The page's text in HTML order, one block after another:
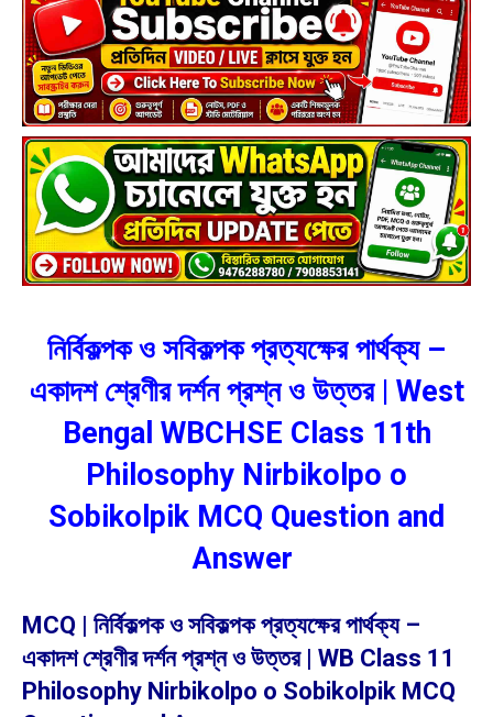
নির্বিকল্পক ও সবিকল্পক প্রত্যক্ষের পার্থক্য –
একাদশ শ্রেণীর দর্শন প্রশ্ন ও উত্তর | West
Bengal WBCHSE Class 11th
Philosophy Nirbikolpo o
Sobikolpik MCQ Question and
Answer
MCQ | নির্বিকল্পক ও সবিকল্পক প্রত্যক্ষের পার্থক্য –
একাদশ শ্রেণীর দর্শন প্রশ্ন ও উত্তর | WB Class 11
Philosophy Nirbikolpo o Sobikolpik MCQ